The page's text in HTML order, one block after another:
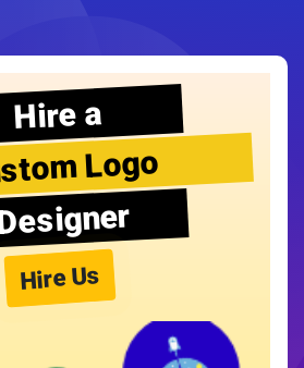
Hire a
Logo
Hire Us